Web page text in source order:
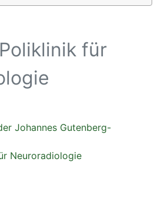
für
Johannes Gutenberg-
Neuroradiologie